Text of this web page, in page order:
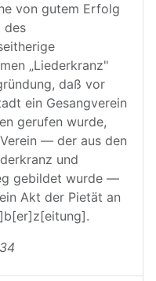
von gutem Erfolg
des
„Liederkranz"
daß vor
ein Gesangverein
gerufen wurde,
— der aus den
und
gebildet wurde —
Akt der Pietät an